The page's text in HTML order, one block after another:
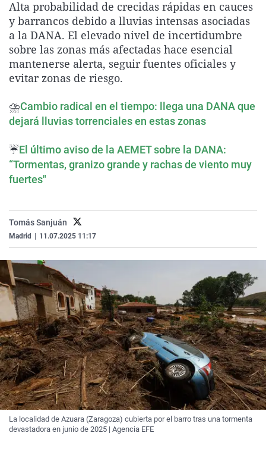
La rosa de los vientos
Gente viajera
Como el perro y el
Caso
Retornados
Equipo de
Operación Viuda
Extremadura
Galicia
La Rioja
Virales
Televisión
Elecciones
Alta probabilidad de crecidas rápidas en cauces
y barrancos debido a lluvias intensas asociadas
a la DANA. El elevado nivel de incertidumbre
sobre las zonas más afectadas hace esencial
mantenerse alerta, seguir fuentes oficiales y
evitar zonas de riesgo.
⛈️Cambio radical en el tiempo: llega una DANA que
dejará lluvias torrenciales en estas zonas
☔El último aviso de la AEMET sobre la DANA:
“Tormentas, granizo grande y rachas de viento muy
fuertes"
Tomás Sanjuán
Madrid 11.07.2025 11:17
La localidad de Azuara (Zaragoza) cubierta por el barro tras una tormenta
devastadora en junio de 2025 | Agencia EFE